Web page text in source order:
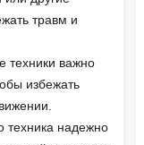
травм и
техники важно
избежать
техника надежно